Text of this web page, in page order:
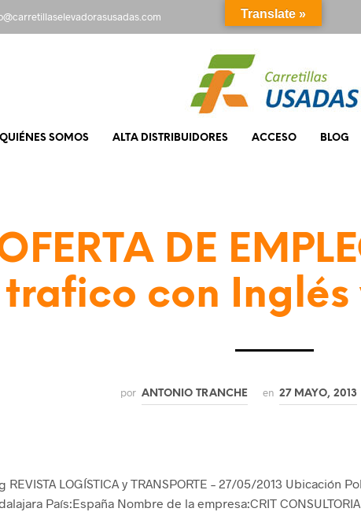
QUIÉNES SOMOS ALTA DISTRIBUIDORES ACCESO BLOG
DE
trafico con Inglés
por ANTONIO TRANCHE en 27 MAYO, 2013
REVISTA LOGÍSTICA y TRANSPORTE – 27/05/2013 Ubicación
País:España Nombre de la empresa:CRIT
Translate »